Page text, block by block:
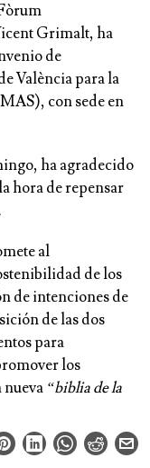
Grimalt, ha
de
València para la
con sede en
ha agradecido
hora de repensar
al
de los
de intenciones de
de las dos
para
los
“biblia de la